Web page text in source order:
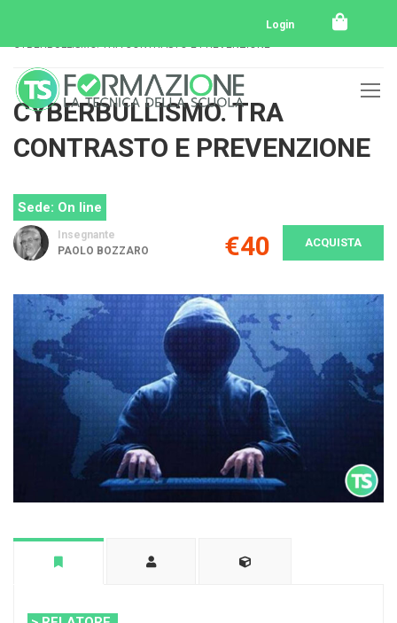
Login
CYBERBULLISMO. TRA CONTRASTO E PREVENZIONE
CYBERBULLISMO. TRA
CONTRASTO E PREVENZIONE
Sede: On line
Insegnante
PAOLO BOZZARO
€40 ACQUISTA